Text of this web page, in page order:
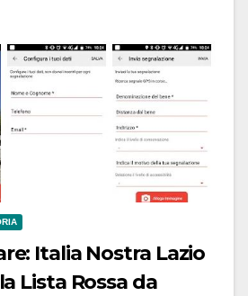
Italia Nostra Lazio
Lista Rossa da